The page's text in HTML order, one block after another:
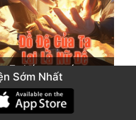
7 tháng trước
Kinh! Đồ Đệ Của Ta
Nữ Đế?
Sớm Nhất